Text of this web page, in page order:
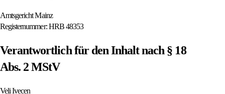
Amtsgericht Mainz
Registernummer:HRB 48353
Verantwortlich für den Inhalt nach § 18
Abs. 2 MStV
Veli Ivecen